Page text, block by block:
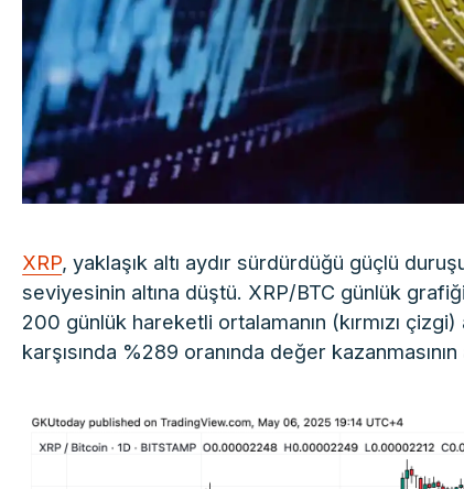
XRP, yaklaşık altı aydır sürdürdüğü güçlü
seviyesinin altına düştü. XRP/BTC günlük
200 günlük hareketli ortalamanın (kırmızı çizgi)
karşısında %289 oranında değer